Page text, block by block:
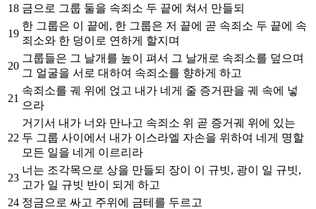
18 금으로 그룹 둘을 속죄소 두 끝에 쳐서 만들되
19
한 그룹은 이 끝에, 한 그룹은 저 끝에 곧 속죄소 두 끝에 속
죄소와 한 덩이로 연하게 할지며
20
그룹들은 그 날개를 높이 펴서 그 날개로 속죄소를 덮으며
그 얼굴을 서로 대하여 속죄소를 향하게 하고
21
속죄소를 궤 위에 얹고 내가 네게 줄 증거판을 궤 속에 넣
으라
22
거기서 내가 너와 만나고 속죄소 위 곧 증거궤 위에 있는
두 그룹 사이에서 내가 이스라엘 자손을 위하여 네게 명할
모든 일을 네게 이르리라
23
너는 조각목으로 상을 만들되 장이 이 규빗, 광이 일 규빗,
고가 일 규빗 반이 되게 하고
24 정금으로 싸고 주위에 금테를 두르고